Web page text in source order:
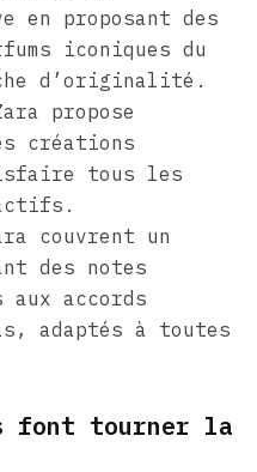
proposant des
iconiques du
d’originalité.
propose
créations
tous les
couvrent un
des notes
accords
adaptés à toutes
font tourner la